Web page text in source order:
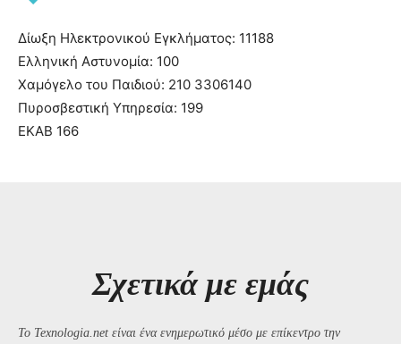
Δίωξη Ηλεκτρονικού Εγκλήματος: 11188
Ελληνική Αστυνομία: 100
Χαμόγελο του Παιδιού: 210 3306140
Πυροσβεστική Υπηρεσία: 199
ΕΚΑΒ 166
Σχετικά με εμάς
Το Texnologia.net είναι ένα ενημερωτικό μέσο με επίκεντρο την